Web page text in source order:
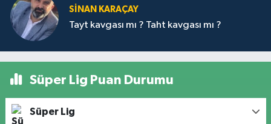
SİNAN KARAÇAY
Tayt kavgası mı ? Taht kavgası mı ?
Süper Lig Puan Durumu
Süper Lig